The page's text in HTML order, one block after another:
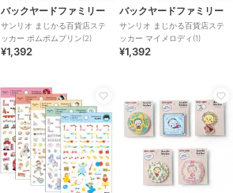
バックヤードファミリー
サンリオ まじかる百貨店ステ
ッカー ポムポムプリン(2)
¥1,392
バックヤードファミリー
サンリオ まじかる百貨店ステ
ッカー マイメロディ(1)
¥1,392